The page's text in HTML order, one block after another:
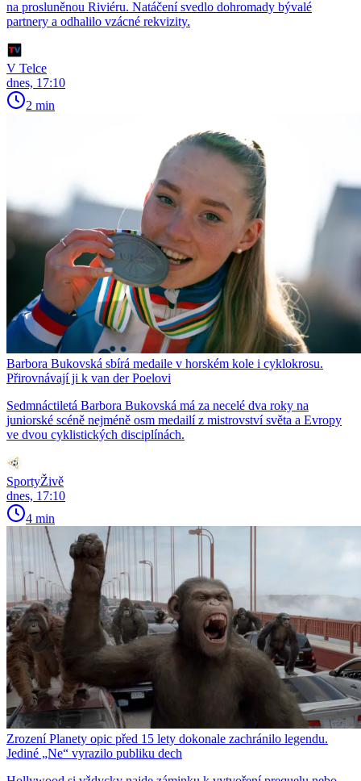
na prosluněnou Riviéru. Natáčení svedlo dohromady bývalé
partnery a odhalilo vzácné rekvizity.
V Telce
dnes, 17:10
2 min
Barbora Bukovská sbírá medaile v horském kole i cyklokrosu.
Přirovnávají ji k van der Poelovi
Sedmnáctiletá Barbora Bukovská má za necelé dva roky na
juniorské scéně nejméně osm medailí z mistrovství světa a Evropy
ve dvou cyklistických disciplínách.
SportyŽivě
dnes, 17:10
4 min
Zrození Planety opic před 15 lety dokonale zachránilo legendu.
Jediné „Ne“ vyrazilo publiku dech